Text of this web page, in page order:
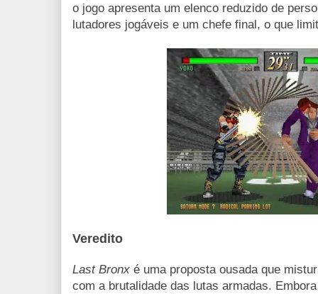
o jogo apresenta um elenco reduzido de
lutadores jogáveis e um chefe final, o que
Veredito
Last Bronx é uma proposta ousada que
com a brutalidade das lutas armadas.